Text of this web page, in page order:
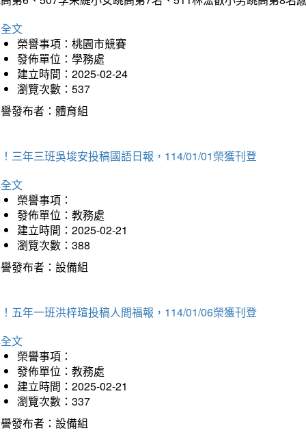
文
榮譽事項：桃園市競賽
發佈單位：學務處
建立時間：2025-02-24
瀏覽次數：537
發布者：體育組
三年三班吳埈安投稿國語日報，114/01/01榮獲刊登
文
榮譽事項：
發佈單位：教務處
建立時間：2025-02-21
瀏覽次數：388
發布者：設備組
五年一班洪梓瑄投稿人間福報，114/01/06榮獲刊登
文
榮譽事項：
發佈單位：教務處
建立時間：2025-02-21
瀏覽次數：337
發布者：設備組